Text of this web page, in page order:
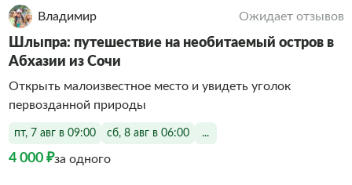
Владимир Ожидает отзывов
Шлыпра: путешествие на необитаемый остров в
Абхазии из Сочи
Открыть малоизвестное место и увидеть уголок
первозданной природы
пт, 7 авг в 09:00 сб, 8 авг в 06:00 ...
4 000 ₽за одного